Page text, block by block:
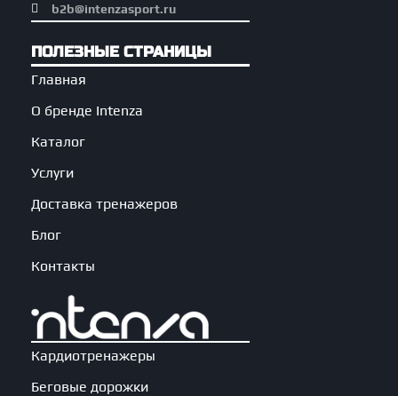
b2b@intenzasport.ru
ПОЛЕЗНЫЕ СТРАНИЦЫ
Главная
О бренде Intenza
Каталог
Услуги
Доставка тренажеров
Блог
Контакты
Кардиотренажеры
Беговые дорожки